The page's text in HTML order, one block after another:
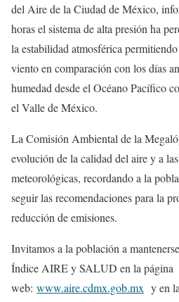
del Aire de la Ciudad de México,
horas el sistema de alta presión ha
la estabilidad atmosférica
viento en comparación con los días
humedad desde el Océano Pacífico
el Valle de México.
La Comisión Ambiental de la
evolución de la calidad del aire y a
meteorológicas, recordando a la
seguir las recomendaciones para la
reducción de emisiones.
Invitamos a la población a
Índice AIRE y SALUD en la página
web: www.aire.cdmx.gob.mx y en